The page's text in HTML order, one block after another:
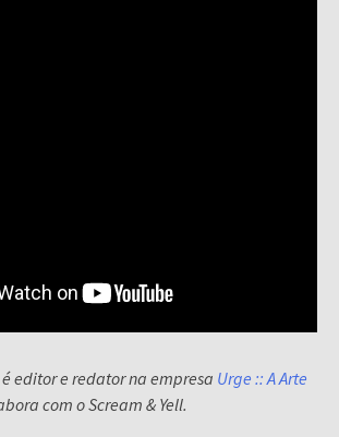
é editor e redator na empresa Urge :: A Arte
com o Scream & Yell.